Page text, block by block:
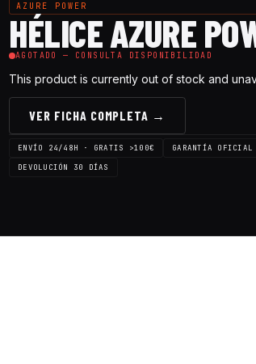
AZURE POWER
HÉLICE AZURE
AGOTADO — CONSULTA DISPONIBILIDAD
This product is currently out of stock and
VER FICHA COMPLETA →
ENVÍO 24/48H · GRATIS >100€ GARANTÍA OFICIAL
DEVOLUCIÓN 30 DÍAS